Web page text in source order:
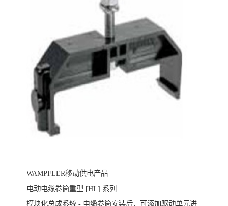
WAMPFLER移动供电产品
电动电缆卷筒重型 [HL] 系列
模块化总成系统 - 电缆卷筒安装后，可添加驱动单元进